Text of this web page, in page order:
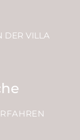
DER VILLA